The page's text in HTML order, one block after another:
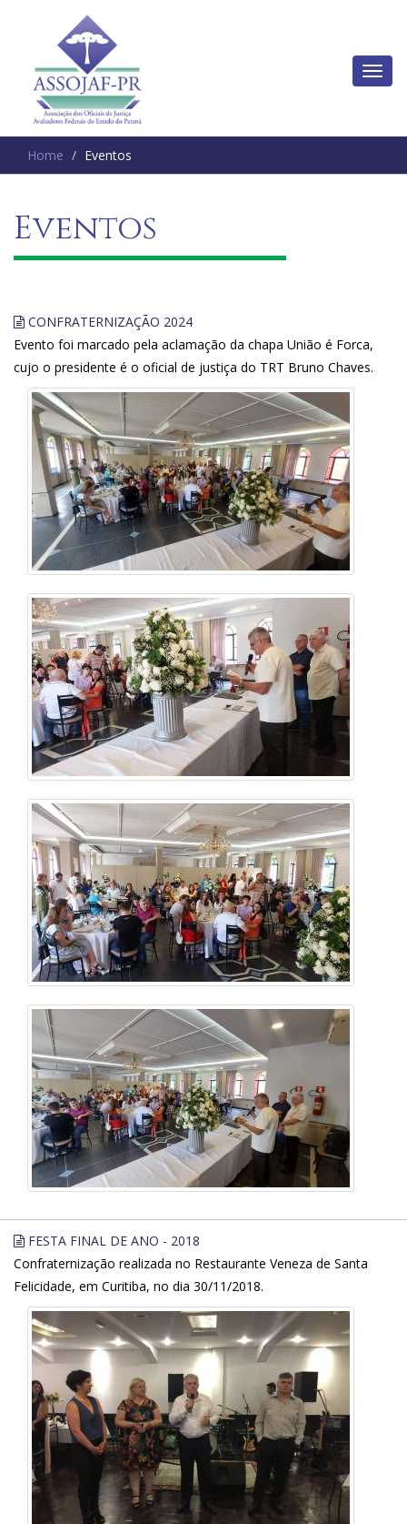
Home Eventos
Eventos
CONFRATERNIZAÇÃO 2024
Evento foi marcado pela aclamação da chapa União é Forca,
cujo o presidente é o oficial de justiça do TRT Bruno Chaves.
FESTA FINAL DE ANO - 2018
Confraternização realizada no Restaurante Veneza de Santa
Felicidade, em Curitiba, no dia 30/11/2018.